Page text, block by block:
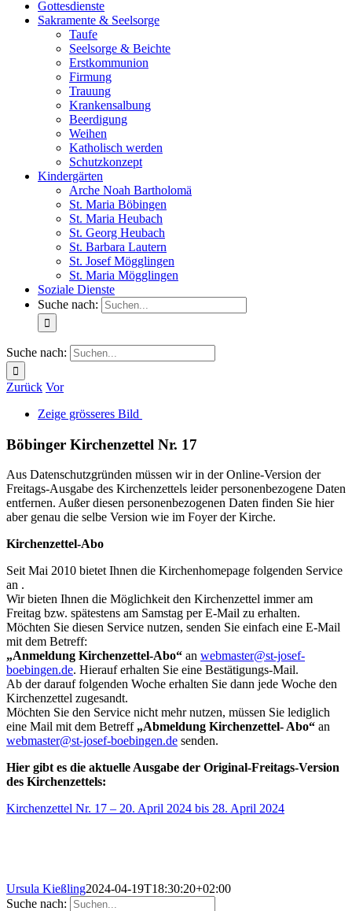
Gottesdienste
Sakramente & Seelsorge
Taufe
Seelsorge & Beichte
Erstkommunion
Firmung
Trauung
Krankensalbung
Beerdigung
Weihen
Katholisch werden
Schutzkonzept
Kindergärten
Arche Noah Bartholomä
St. Maria Böbingen
St. Maria Heubach
St. Georg Heubach
St. Barbara Lautern
St. Josef Mögglingen
St. Maria Mögglingen
Soziale Dienste
Suche nach:
Suche nach:
Zurück Vor
Zeige grösseres Bild
Böbinger Kirchenzettel Nr. 17
Aus Datenschutzgründen müssen wir in der Online-Version der
Freitags-Ausgabe des Kirchenzettels leider personenbezogene Daten
entfernen. Außer diesen personenbezogenen Daten finden Sie hier
aber genau die selbe Version wie im Foyer der Kirche.
Kirchenzettel-Abo
Seit Mai 2010 bietet Ihnen die Kirchenhomepage folgenden Service
an .
Wir bieten Ihnen die Möglichkeit den Kirchenzettel immer am
Freitag bzw. spätestens am Samstag per E-Mail zu erhalten.
Möchten Sie diesen Service nutzen, senden Sie einfach eine E-Mail
mit dem Betreff:
„Anmeldung Kirchenzettel-Abo“ an webmaster@st-josef-
boebingen.de. Hierauf erhalten Sie eine Bestätigungs-Mail.
Ab der darauf folgenden Woche erhalten Sie dann jede Woche den
Kirchenzettel zugesandt.
Möchten Sie den Service nicht mehr nutzen, müssen Sie lediglich
eine Mail mit dem Betreff „Abmeldung Kirchenzettel- Abo“ an
webmaster@st-josef-boebingen.de senden.
Hier gibt es die aktuelle Ausgabe der Original-Freitags-Version
des Kirchenzettels:
Kirchenzettel Nr. 17 – 20. April 2024 bis 28. April 2024
Ursula Kießling2024-04-19T18:30:20+02:00
Suche nach: